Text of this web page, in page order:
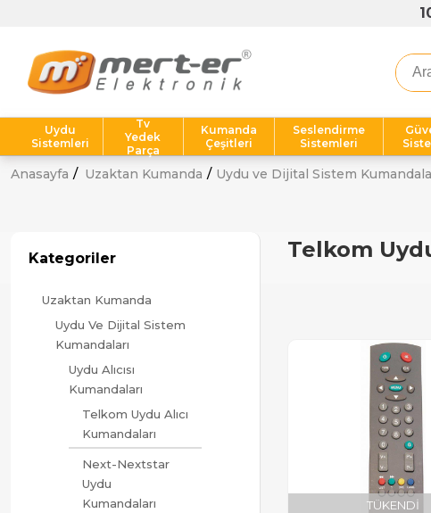
Uydu
Sistemleri
Tv
Yedek
Parça
Kumanda
Çeşitleri
Seslendirme
Sistemleri
Anasayfa Uzaktan Kumanda Uydu ve Dijital Sistem
Kategoriler
Uzaktan Kumanda
Uydu Ve Dijital Sistem
Kumandaları
Uydu Alıcısı
Kumandaları
Telkom Uydu Alıcı
Kumandaları
Next-Nextstar
Uydu
Kumandaları
Telkom
TÜKENDI